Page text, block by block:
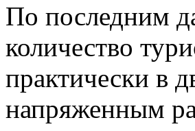
По последним
количество
практически в
напряженным